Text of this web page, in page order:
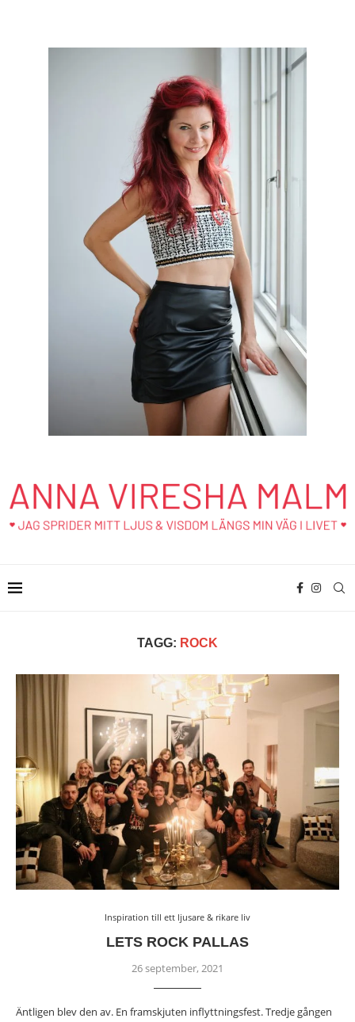
TAGG: ROCK
Inspiration till ett ljusare & rikare liv
LETS ROCK PALLAS
26 september, 2021
Äntligen blev den av. En framskjuten inflyttningsfest. Tredje gången